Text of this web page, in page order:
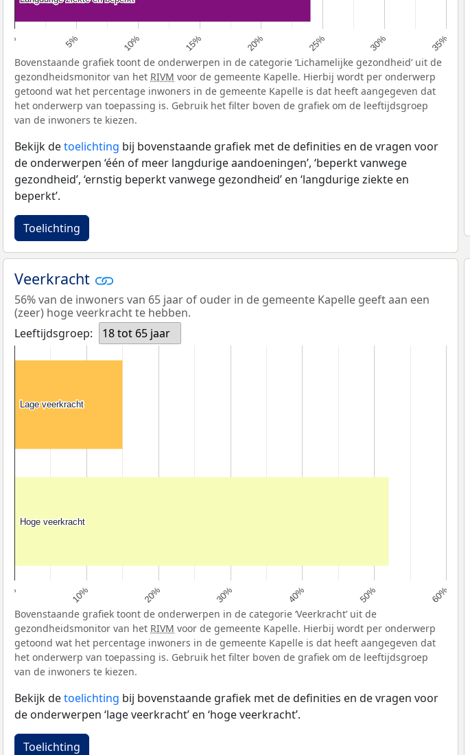
0% 5% 10% 15% 20% 25% 30% 35%
Bovenstaande grafiek toont de onderwerpen in de categorie ‘Lichamelijke gezondheid’ uit de
gezondheidsmonitor van het RIVM voor de gemeente Kapelle. Hierbij wordt per onderwerp
getoond wat het percentage inwoners in de gemeente Kapelle is dat heeft aangegeven dat
het onderwerp van toepassing is. Gebruik het filter boven de grafiek om de leeftijdsgroep
van de inwoners te kiezen.
Bekijk detoelichting bij bovenstaande grafiek met de definities en de vragen voor
de onderwerpen ‘één of meer langdurige aandoeningen’, ‘beperkt vanwege
gezondheid’, ‘ernstig beperkt vanwege gezondheid’ en ‘langdurige ziekte en
beperkt’.
Toelichting
Veerkracht
56% van de inwoners van 65 jaar of ouder in de gemeente Kapelle geeft aan een
(zeer) hoge veerkracht te hebben.
Leeftijdsgroep:
18 tot 65 jaar
0% 10% 20% 30% 40% 50% 60%
Lage veerkracht
Lage veerkracht
Hoge veerkracht
Hoge veerkracht
Bovenstaande grafiek toont de onderwerpen in de categorie ‘Veerkracht’ uit de
gezondheidsmonitor van het RIVM voor de gemeente Kapelle. Hierbij wordt per onderwerp
getoond wat het percentage inwoners in de gemeente Kapelle is dat heeft aangegeven dat
het onderwerp van toepassing is. Gebruik het filter boven de grafiek om de leeftijdsgroep
van de inwoners te kiezen.
Bekijk detoelichting bij bovenstaande grafiek met de definities en de vragen voor
de onderwerpen ‘lage veerkracht’ en ‘hoge veerkracht’.
Toelichting